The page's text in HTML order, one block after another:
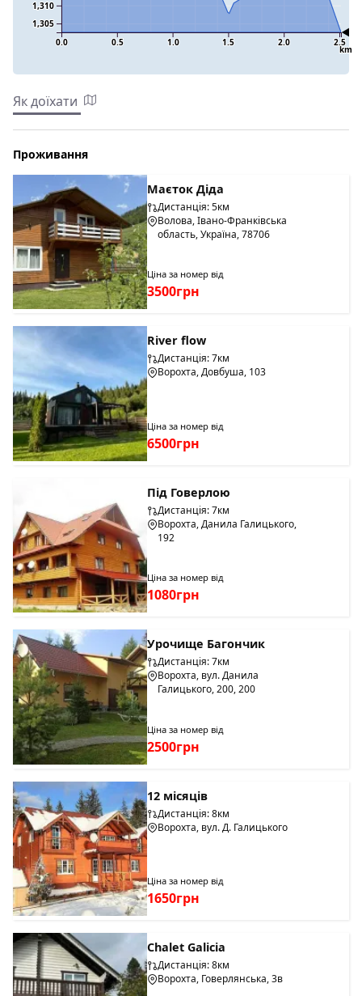
0.0 0.5 1.0 1.5 2.0 2.5
km
1,305
1,310
Як доїхати
Проживання
Маєток Діда
Дистанція: 5км
Волова, Івано-Франківська
область, Україна, 78706
Ціна за номер від
3500грн
River flow
Дистанція: 7км
Ворохта, Довбуша, 103
Ціна за номер від
6500грн
Під Говерлою
Дистанція: 7км
Ворохта, Данила Галицького,
192
Ціна за номер від
1080грн
Урочище Багончик
Дистанція: 7км
Ворохта, вул. Данила
Галицького, 200, 200
Ціна за номер від
2500грн
12 місяців
Дистанція: 8км
Ворохта, вул. Д. Галицького
Ціна за номер від
1650грн
Chalet Galicia
Дистанція: 8км
Ворохта, Говерлянська, 3в